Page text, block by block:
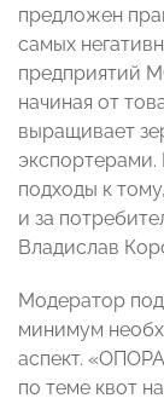
предложен
самых
предприятий
начиная от
выращивает
подходы к
и за
Владислав
Модератор
минимум
аспект.
по теме квот